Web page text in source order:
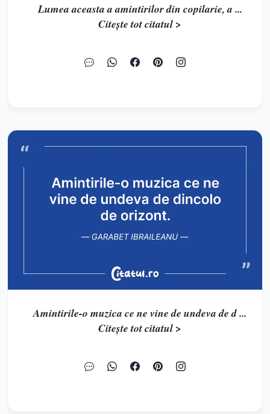
Lumea aceasta a amintirilor din copilarie, a ...
Citește tot citatul >
Amintirile-o muzica ce ne vine de undeva de d ...
Citește tot citatul >